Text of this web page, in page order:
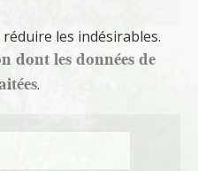
les indésirables.
dont les données de
.